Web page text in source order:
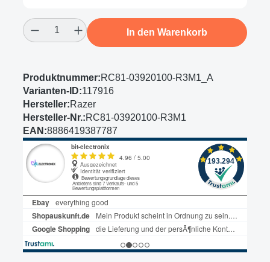
Produkt Anzahl: Gib den gewünschten
In den Warenkorb
Produktnummer:RC81-03920100-R3M1_A
Varianten-ID:117916
Hersteller:Razer
Hersteller-Nr.:RC81-03920100-R3M1
EAN:8886419387787